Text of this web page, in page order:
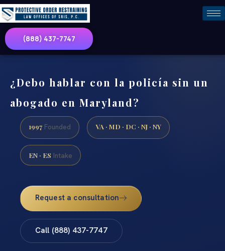
(888) 437-7747
¿Debo hablar con la policía sin un
abogado en Maryland?
1997 Founded VA · MD · DC · NJ · NY
EN · ES Intake
Request a consultation
Call (888) 437-7747